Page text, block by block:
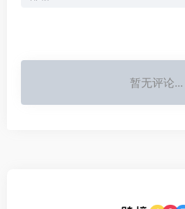
暂无评论...